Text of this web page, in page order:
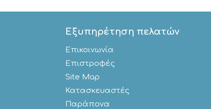
Εξυπηρέτηση πελατών
Επικοινωνία
Επιστροφές
Site Map
Κατασκευαστές
Παράπονα